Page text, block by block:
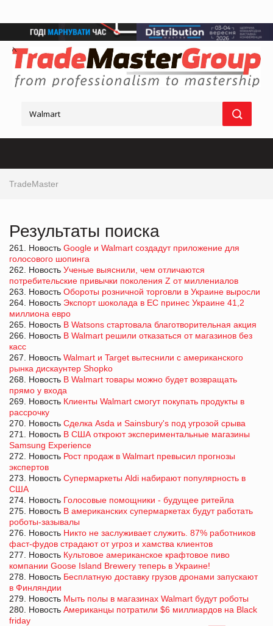
TradeMaster
Результаты поиска
261. Новость Google и Walmart создадут приложение для
голосового шопинга
262. Новость Ученые выяснили, чем отличаются
потребительские привычки поколения Z от миллениалов
263. Новость Обороты розничной торговли в Украине выросли
264. Новость Экспорт шоколада в ЕС принес Украине 41,2
миллиона евро
265. Новость В Watsons стартовала благотворительная акция
266. Новость В Walmart решили отказаться от магазинов без
касс
267. Новость Walmart и Target вытеснили с американского
рынка дискаунтер Shopko
268. Новость В Walmart товары можно будет возвращать
прямо у входа
269. Новость Клиенты Walmart смогут покупать продукты в
рассрочку
270. Новость Сделка Asda и Sainsbury's под угрозой срыва
271. Новость В США откроют экспериментальные магазины
Samsung Experience
272. Новость Рост продаж в Walmart превысил прогнозы
экспертов
273. Новость Супермаркеты Aldi набирают популярность в
США
274. Новость Голосовые помощники - будущее ритейла
275. Новость В американских супермаркетах будут работать
роботы-зазывалы
276. Новость Никто не заслуживает служить. 87% работников
фаст-фудов страдают от угроз и хамства клиентов
277. Новость Культовое американское крафтовое пиво
компании Goose Island Brewery теперь в Украине!
278. Новость Бесплатную доставку грузов дронами запускают
в Финляндии
279. Новость Мыть полы в магазинах Walmart будут роботы
280. Новость Американцы потратили $6 миллиардов на Black
friday